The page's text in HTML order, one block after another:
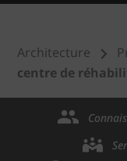
Architecture
centre de